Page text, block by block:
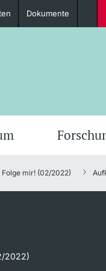
Dokumente
Folge mir! (02/2022)
2022)